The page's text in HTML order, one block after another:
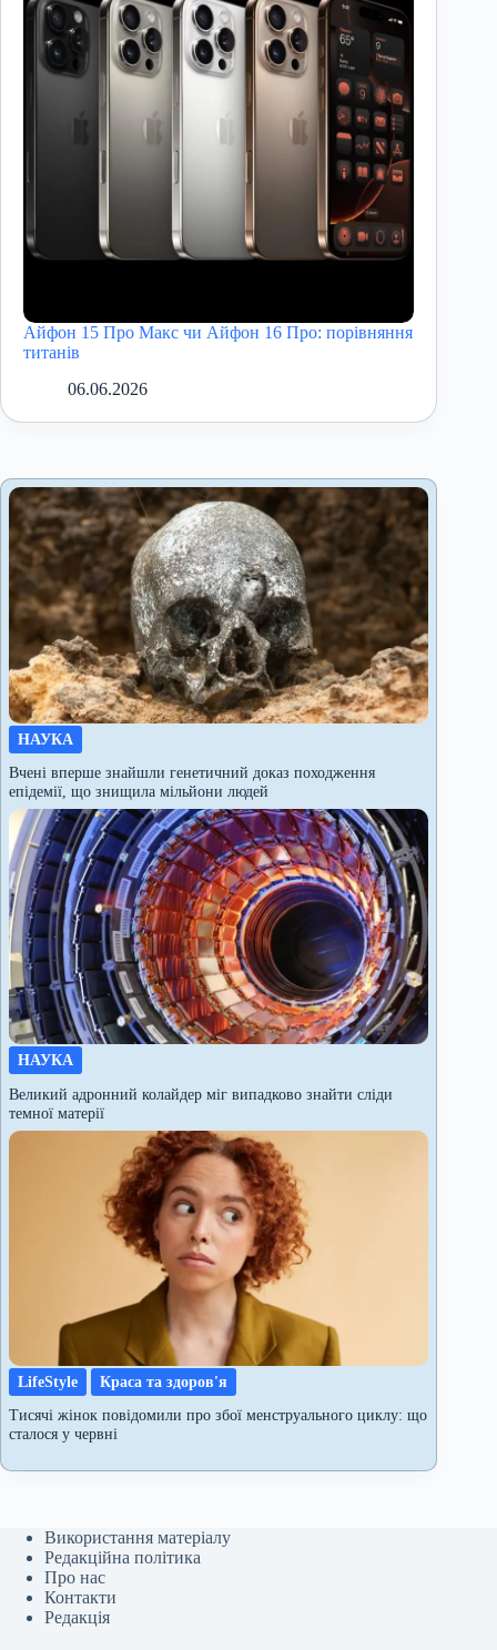
Айфон 15 Про Макс чи Айфон 16 Про: порівняння
титанів
06.06.2026
НАУКА
Вчені вперше знайшли генетичний доказ походження
епідемії, що знищила мільйони людей
НАУКА
Великий адронний колайдер міг випадково знайти сліди
темної матерії
LifeStyle
Краса та здоров'я
Тисячі жінок повідомили про збої менструального циклу: що
сталося у червні
Використання матеріалу
Редакційна політика
Про нас
Контакти
Редакція